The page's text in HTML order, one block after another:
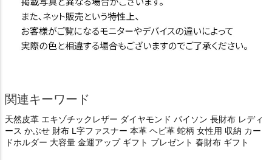
関連キーワード
天然皮革 エキゾチックレザー ダイヤモンド パイソン 長財布 レディ
ース かぶせ 財布 L字ファスナー 本革 ヘビ革 蛇柄 女性用 収納 カー
ドホルダー 大容量 金運アップ ギフト プレゼント 春財布 ギフト